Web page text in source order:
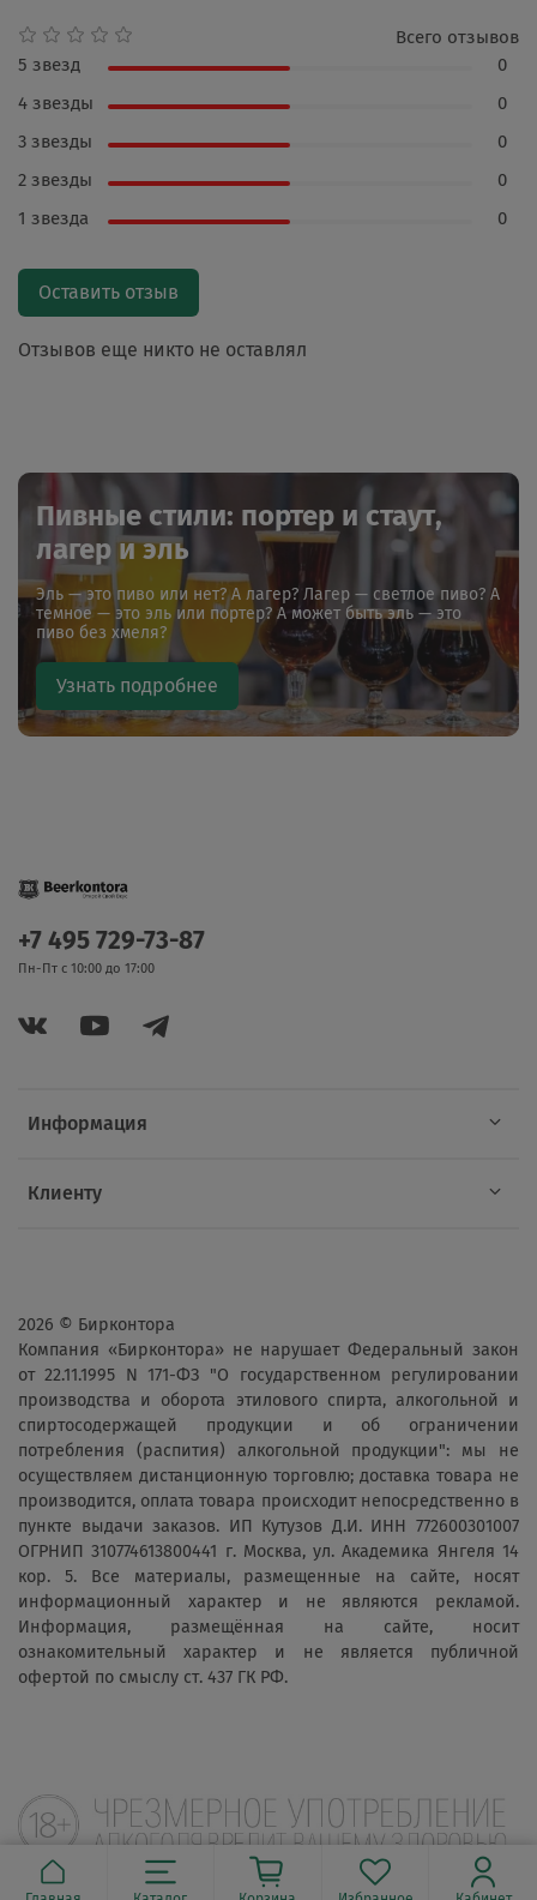
Отзывов еще никто не оставлял
Всего отзывов
5 звезд
0
4 звезды
0
3 звезды
0
2 звезды
0
1 звезда
0
Оставить отзыв
Пивные стили: портер и стаут,
лагер и эль
Эль — это пиво или нет? А лагер? Лагер — светлое пиво? А
темное — это эль или портер? А может быть эль — это
пиво без хмеля?
Узнать подробнее
Информация
Клиенту
+7 495 729-73-87
Пн-Пт с 10:00 до 17:00
2026 © Бирконтора
Компания «Бирконтора» не нарушает Федеральный закон
от 22.11.1995 N 171-ФЗ "О государственном регулировании
производства и оборота этилового спирта, алкогольной и
спиртосодержащей продукции и об ограничении
потребления (распития) алкогольной продукции": мы не
осуществляем дистанционную торговлю; доставка товара не
производится, оплата товара происходит непосредственно в
пункте выдачи заказов. ИП Кутузов Д.И. ИНН 772600301007
ОГРНИП 310774613800441 г. Москва, ул. Академика Янгеля 14
кор. 5. Все материалы, размещенные на сайте, носят
информационный характер и не являются рекламой.
Информация, размещённая на сайте, носит
ознакомительный характер и не является публичной
офертой по смыслу ст. 437 ГК РФ.